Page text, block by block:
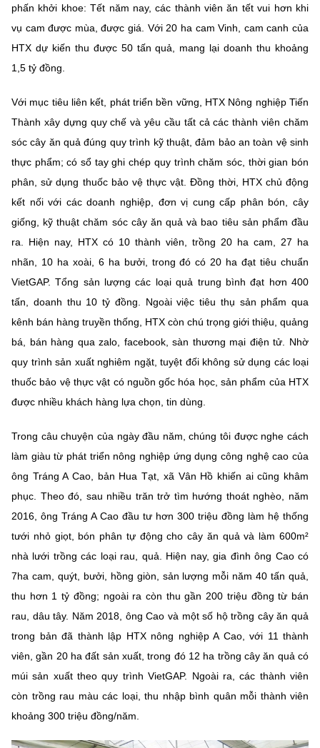
Tin tổng hợp
Tin địa phương
Bưu chính, Viễn thông
Sở hữu trí tuệ
Tiêu chuẩn, đo lường, chất lượng
Năng lượng nguyên tử
Infographic
Ảnh
Chọn ngôn ngữ
Vietnamese
BỘ KHOA HỌC VÀ CÔNG NGHỆ
MINISTRY OF SCIENCE AND TECHNOLOGY
Điều khoản sử dụng Theo dõi MST: Góp ý
Giám đốc Trung tâm Truyền thông Khoa học và Công nghệ.
Liên hệ
Địa chỉ: Ban Biên tập Cổng TTĐT - 18 Nguyễn Du, TP. Hà Nội
Email:
stc@mst.gov.vn
(Ghi rõ nguồn "https://mst.gov.vn" khi phát hành lại thông tin từ
website này)
phấn khởi khoe: Tết năm nay, các thành viên ăn tết vui hơn khi
vụ cam được mùa, được giá. Với 20 ha cam Vinh, cam canh của
HTX dự kiến thu được 50 tấn quả, mang lại doanh thu khoảng
1,5 tỷ đồng.
Với mục tiêu liên kết, phát triển bền vững, HTX Nông nghiệp Tiến
Thành xây dựng quy chế và yêu cầu tất cả các thành viên chăm
sóc cây ăn quả đúng quy trình kỹ thuật, đảm bảo an toàn vệ sinh
thực phẩm; có sổ tay ghi chép quy trình chăm sóc, thời gian bón
phân, sử dụng thuốc bảo vệ thực vật. Đồng thời, HTX chủ động
kết nối với các doanh nghiệp, đơn vị cung cấp phân bón, cây
giống, kỹ thuật chăm sóc cây ăn quả và bao tiêu sản phẩm đầu
ra. Hiện nay, HTX có 10 thành viên, trồng 20 ha cam, 27 ha
nhãn, 10 ha xoài, 6 ha bưởi, trong đó có 20 ha đạt tiêu chuẩn
VietGAP. Tổng sản lượng các loại quả trung bình đạt hơn 400
tấn, doanh thu 10 tỷ đồng. Ngoài việc tiêu thụ sản phẩm qua
kênh bán hàng truyền thống, HTX còn chú trọng giới thiệu, quảng
bá, bán hàng qua zalo, facebook, sàn thương mại điện tử. Nhờ
quy trình sản xuất nghiêm ngặt, tuyệt đối không sử dụng các loại
thuốc bảo vệ thực vật có nguồn gốc hóa học, sản phẩm của HTX
được nhiều khách hàng lựa chọn, tin dùng.
Trong câu chuyện của ngày đầu năm, chúng tôi được nghe cách
làm giàu từ phát triển nông nghiệp ứng dụng công nghệ cao của
ông Tráng A Cao, bản Hua Tạt, xã Vân Hồ khiến ai cũng khâm
phục. Theo đó, sau nhiều trăn trở tìm hướng thoát nghèo, năm
2016, ông Tráng A Cao đầu tư hơn 300 triệu đồng làm hệ thống
tưới nhỏ giọt, bón phân tự động cho cây ăn quả và làm 600m²
nhà lưới trồng các loại rau, quả. Hiện nay, gia đình ông Cao có
7ha cam, quýt, bưởi, hồng giòn, sản lượng mỗi năm 40 tấn quả,
thu hơn 1 tỷ đồng; ngoài ra còn thu gần 200 triệu đồng từ bán
rau, dâu tây. Năm 2018, ông Cao và một số hộ trồng cây ăn quả
trong bản đã thành lập HTX nông nghiệp A Cao, với 11 thành
viên, gần 20 ha đất sản xuất, trong đó 12 ha trồng cây ăn quả có
múi sản xuất theo quy trình VietGAP. Ngoài ra, các thành viên
còn trồng rau màu các loại, thu nhập bình quân mỗi thành viên
khoảng 300 triệu đồng/năm.